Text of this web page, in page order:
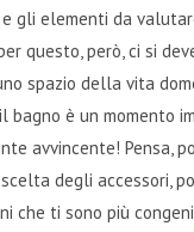
gli elementi da
questo, però, ci si
spazio della vita
bagno è un momento
avvincente! Pensa,
degli accessori,
che ti sono più